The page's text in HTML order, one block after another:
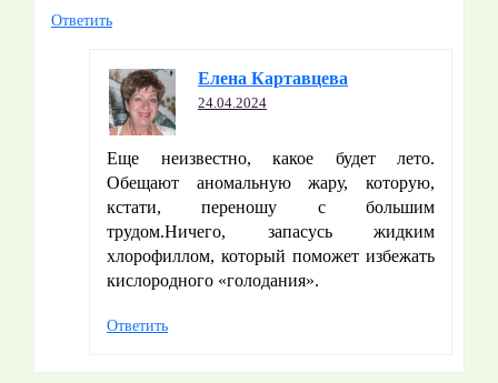
Ответить
Елена Картавцева
24.04.2024
Еще неизвестно, какое будет лето.
Обещают аномальную жару, которую,
кстати, переношу с большим
трудом.Ничего, запасусь жидким
хлорофиллом, который поможет избежать
кислородного «голодания».
Ответить